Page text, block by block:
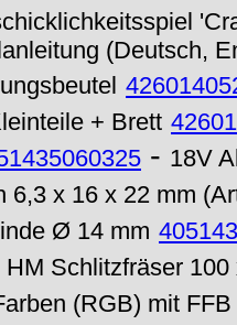
(Deutsch,
+ Brett
- 18V
6,3 x 16 x 22 mm
Ø 14 mm
HM Schlitzfräser
(RGB) mit